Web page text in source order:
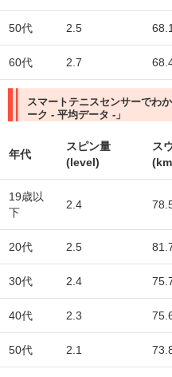
50代 2.5 68.1
60代 2.7
スマートテニスセンサーでわ
ーク - 平均データ -」
年代
スピン量
(level)
ス
19歳以
下
2.4
20代 2.5
30代 2.4
40代 2.3
50代 2.1